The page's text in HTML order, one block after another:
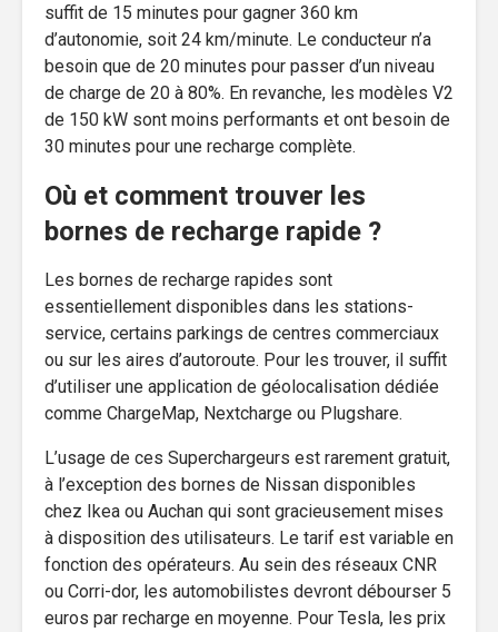
suffit de 15 minutes pour gagner 360 km
d’autonomie, soit 24 km/minute. Le conducteur n’a
besoin que de 20 minutes pour passer d’un niveau
de charge de 20 à 80%. En revanche, les modèles V2
de 150 kW sont moins performants et ont besoin de
30 minutes pour une recharge complète.
Où et comment trouver les
bornes de recharge rapide ?
Les bornes de recharge rapides sont
essentiellement disponibles dans les stations-
service, certains parkings de centres commerciaux
ou sur les aires d’autoroute. Pour les trouver, il suffit
d’utiliser une application de géolocalisation dédiée
comme ChargeMap, Nextcharge ou Plugshare.
L’usage de ces Superchargeurs est rarement gratuit,
à l’exception des bornes de Nissan disponibles
chez Ikea ou Auchan qui sont gracieusement mises
à disposition des utilisateurs. Le tarif est variable en
fonction des opérateurs. Au sein des réseaux CNR
ou Corri-dor, les automobilistes devront débourser 5
euros par recharge en moyenne. Pour Tesla, les prix